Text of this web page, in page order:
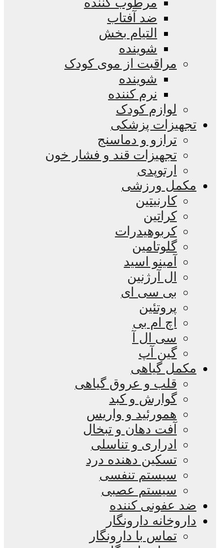
ضد آفتاب
التیام بخش
شوینده
مراقبت از موی کودک
شوینده
نرم کننده
لوازم کودک
تجهیزات پزشکی
ترازو و دماسنج
تجهیزات قند و فشار خون
ارتوپدی
مکمل ورزشی
کارنیتین
کراتین
کربوهیدرات
گلوتامین
آمینو اسید
ال آرژنین
بی سی ای
پروتئین
اچ ام بی
سی ال آ
گین آپ
مکمل گیاهی
قلب و عروق گیاهی
گوارش و کبد
همورئید و واریس
آفت دهان و تبخال
ادراری و تناسلی
تسکین دهنده درد
سیستم تنفسی
سیستم عصبی
ضد عفونی کننده
داروخانه دارونگار
تماس با دارونگار